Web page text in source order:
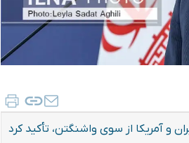
و آمریکا از سوی واشنگتن، تأکید کرد